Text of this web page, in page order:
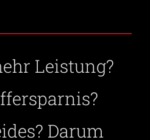
Leistung?
Darum